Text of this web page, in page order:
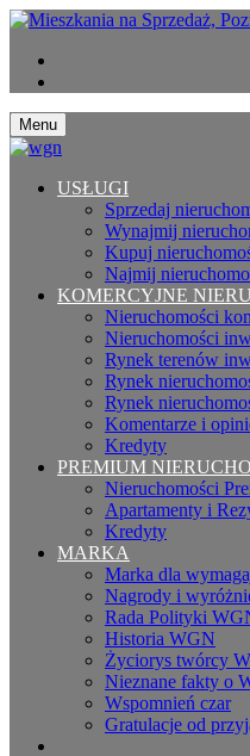
Menu
USŁUGI
Sprzedaj
Wynajmij
Kupuj
Najmij
KOMERCYJNE
Nieruchomości
Nieruchomości
Rynek terenów
Rynek
Rynek
Komentarze i
Kredyty
PREMIUM
Nieruchomości
Apartamenty i
Kredyty
MARKA
Marka dla
Nagrody i
Rada Polityki
Historia WGN
Życiorys twórcy
Nieznane fakty o
Wspomnień czar
Gratulacje od